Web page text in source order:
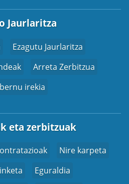
Jaurlaritza
Ezagutu Jaurlaritza
Arreta Zerbitzua
irekia
eta zerbitzuak
Nire karpeta
Eguraldia